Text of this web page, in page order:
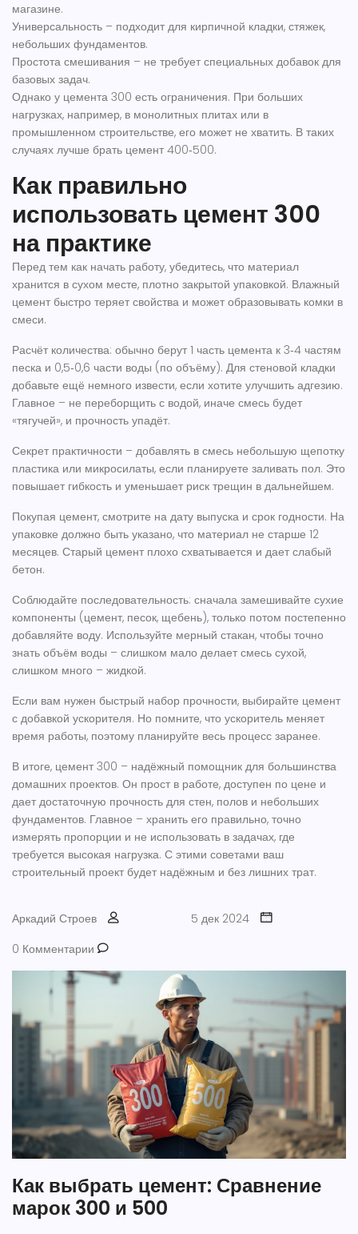
магазине.
Универсальность – подходит для кирпичной кладки, стяжек,
небольших фундаментов.
Простота смешивания – не требует специальных добавок для
базовых задач.
Однако у цемента 300 есть ограничения. При больших
нагрузках, например, в монолитных плитах или в
промышленном строительстве, его может не хватить. В таких
случаях лучше брать цемент 400‑500.
Как правильно
использовать цемент 300
на практике
Перед тем как начать работу, убедитесь, что материал
хранится в сухом месте, плотно закрытой упаковкой. Влажный
цемент быстро теряет свойства и может образовывать комки в
смеси.
Расчёт количества: обычно берут 1 часть цемента к 3‑4 частям
песка и 0,5‑0,6 части воды (по объёму). Для стеновой кладки
добавьте ещё немного извести, если хотите улучшить адгезию.
Главное – не переборщить с водой, иначе смесь будет
«тягучей», и прочность упадёт.
Секрет практичности – добавлять в смесь небольшую щепотку
пластика или микросилаты, если планируете заливать пол. Это
повышает гибкость и уменьшает риск трещин в дальнейшем.
Покупая цемент, смотрите на дату выпуска и срок годности. На
упаковке должно быть указано, что материал не старше 12
месяцев. Старый цемент плохо схватывается и дает слабый
бетон.
Соблюдайте последовательность: сначала замешивайте сухие
компоненты (цемент, песок, щебень), только потом постепенно
добавляйте воду. Используйте мерный стакан, чтобы точно
знать объём воды – слишком мало делает смесь сухой,
слишком много – жидкой.
Если вам нужен быстрый набор прочности, выбирайте цемент
с добавкой ускорителя. Но помните, что ускоритель меняет
время работы, поэтому планируйте весь процесс заранее.
В итоге, цемент 300 – надёжный помощник для большинства
домашних проектов. Он прост в работе, доступен по цене и
дает достаточную прочность для стен, полов и небольших
фундаментов. Главное – хранить его правильно, точно
измерять пропорции и не использовать в задачах, где
требуется высокая нагрузка. С этими советами ваш
строительный проект будет надёжным и без лишних трат.
Аркадий Строев
5 дек 2024
0 Комментарии
Как выбрать цемент: Сравнение
марок 300 и 500